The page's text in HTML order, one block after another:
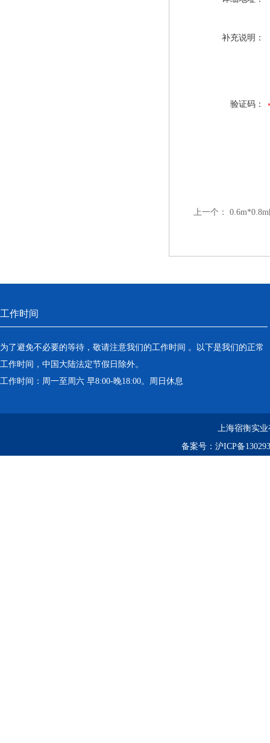
补充说明：
验证码：
上一个：
工作时间
为了避免不必要的等待，敬请注意我们的工作时间 。以下是我们的正常
工作时间，中国大陆法定节假日除外。
工作时间：周一至周六 早8:00-晚18:00。周日休息
上海宿衡实
备案号： 沪ICP备